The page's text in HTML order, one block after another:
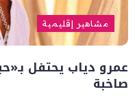
مشاهير إقليمية
عمرو دياب يحتفل
صاخبة